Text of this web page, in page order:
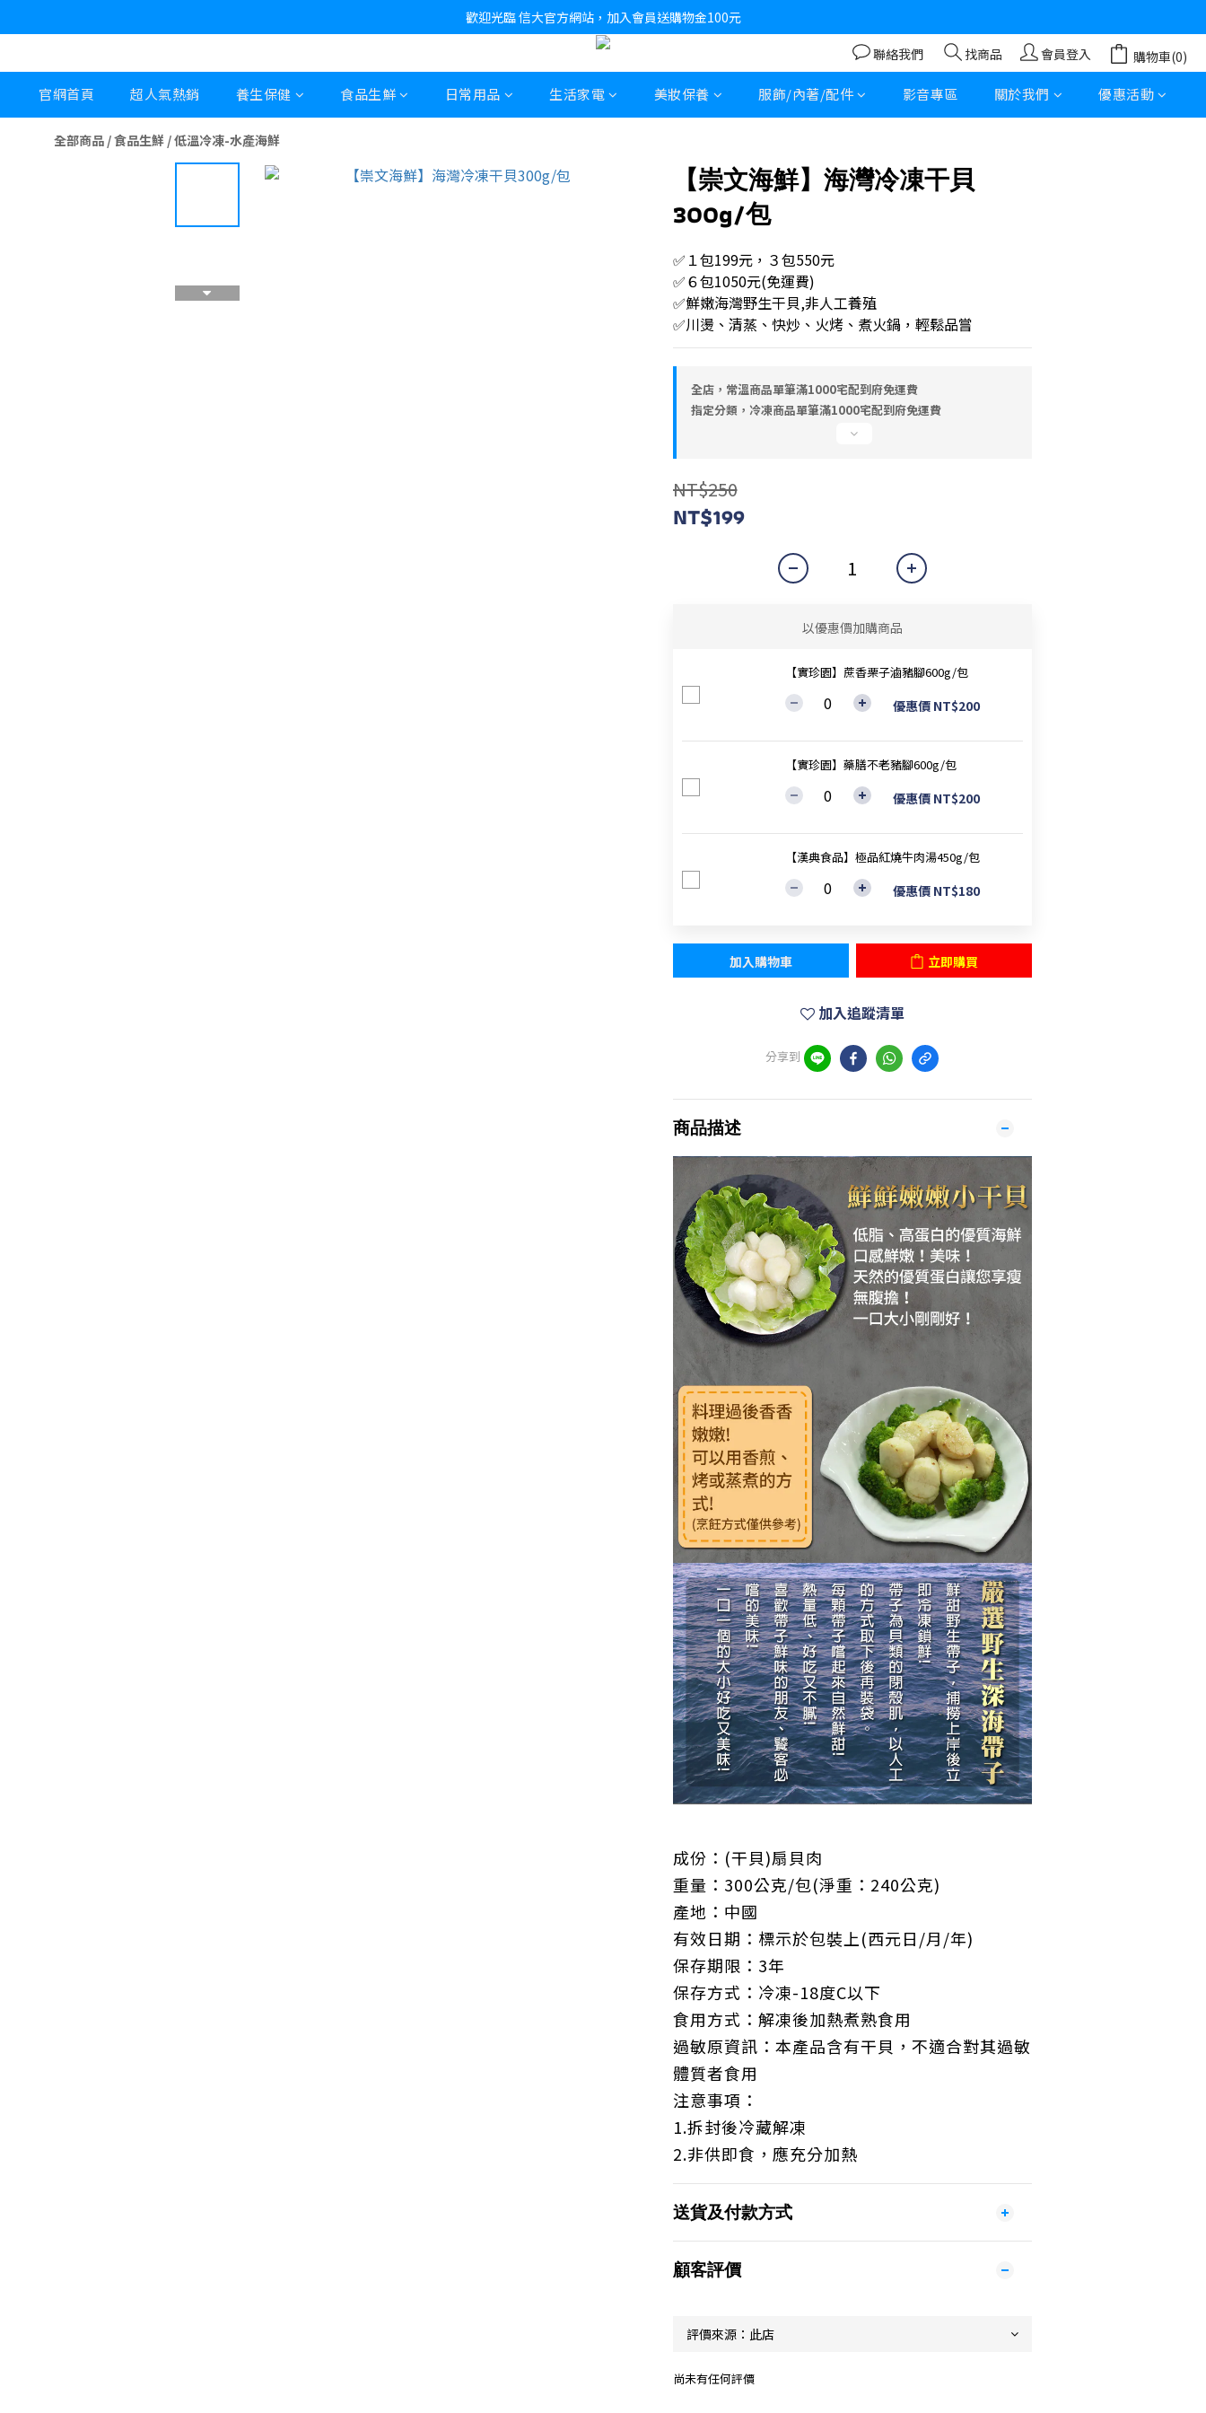
歡迎光臨 信大官方網站，加入會員送購物金100元
聯絡我們 找商品 會員登入 購物車(0)
官網首頁 超人氣熱銷 養生保健 食品生鮮 日常用品 生活家電 美妝保養 服飾/內著/配件 影音專區 關於我們 優惠活動
全部商品 /食品生鮮 /低溫冷凍-水產海鮮
【崇文海鮮】海灣冷凍干貝
300g/包
✅１包199元，３包550元
✅６包1050元(免運費)
✅鮮嫩海灣野生干貝,非人工養殖
✅川燙、清蒸、快炒、火烤、煮火鍋，輕鬆品嘗
全店，常溫商品單筆滿1000宅配到府免運費
指定分類，冷凍商品單筆滿1000宅配到府免運費
NT$250
NT$199
以優惠價加購商品
【實珍園】蔗香栗子滷豬腳600g/包
優惠價 NT$200
【實珍園】藥膳不老豬腳600g/包
優惠價 NT$200
【漢典食品】極品紅燒牛肉湯450g/包
優惠價 NT$180
加入購物車 立即購買
加入追蹤清單
分享到
商品描述
成份：(干貝)扇貝肉
重量：300公克/包(淨重：240公克)
產地：中國
有效日期：標示於包裝上(西元日/月/年)
保存期限：3年
保存方式：冷凍-18度C以下
食用方式：解凍後加熱煮熟食用
過敏原資訊：本產品含有干貝，不適合對其過敏
體質者食用
注意事項：
1.拆封後冷藏解凍
2.非供即食，應充分加熱
送貨及付款方式
顧客評價
尚未有任何評價
立即購買